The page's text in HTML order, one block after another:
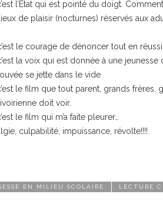
l’Etat qui est pointé du doigt.
de plaisir (nocturnes) réservés aux
c’est le courage de dénoncer tout en
c’est la voix qui est donnée à une
se jette dans le vide
le film que tout parent, grands
doit voir.
le film qui m’a faite pleurer…
culpabilité, impuissance, révolte!!!!
EN MILIEU SCOLAIRE LECTURE